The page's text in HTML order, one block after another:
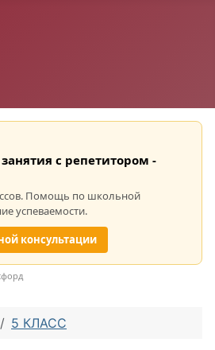
с репетитором -
Помощь по школьной
успеваемости.
консультации
5 КЛАСС